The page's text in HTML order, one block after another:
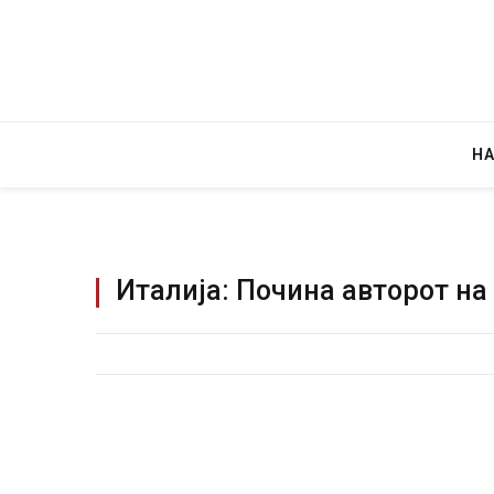
Италија: Почина авторот